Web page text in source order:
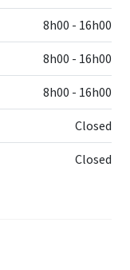
8h00 - 16h00
8h00 - 16h00
8h00 - 16h00
Closed
Closed